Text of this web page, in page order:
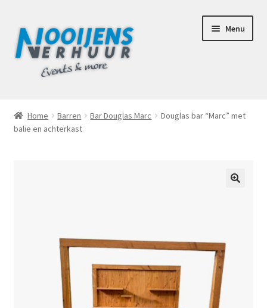
door
naar
navigatie
naar
de
Menu
Afhaalbox Tilburg
Offerte aanvraag
Offerte aanvraag
Home Barren Bar Douglas Marc
Douglas bar “Marc” met
balie en achterkast